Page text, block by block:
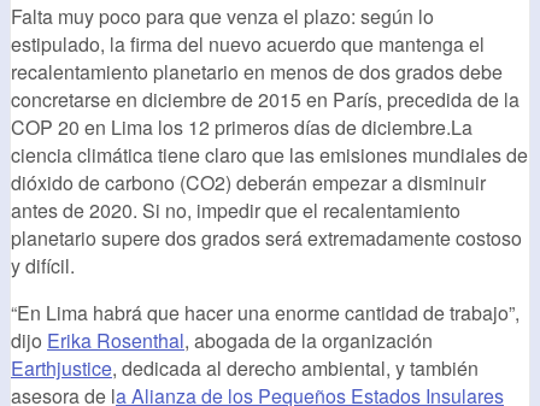
Falta muy poco para que venza el plazo: según lo
estipulado, la firma del nuevo acuerdo que mantenga el
recalentamiento planetario en menos de dos grados debe
concretarse en diciembre de 2015 en París, precedida de la
COP 20 en Lima los 12 primeros días de diciembre.La
ciencia climática tiene claro que las emisiones mundiales de
dióxido de carbono (CO2) deberán empezar a disminuir
antes de 2020. Si no, impedir que el recalentamiento
planetario supere dos grados será extremadamente costoso
y difícil.
“En Lima habrá que hacer una enorme cantidad de trabajo”,
dijo Erika Rosenthal, abogada de la organización
Earthjustice, dedicada al derecho ambiental, y también
asesora de la Alianza de los Pequeños Estados Insulares